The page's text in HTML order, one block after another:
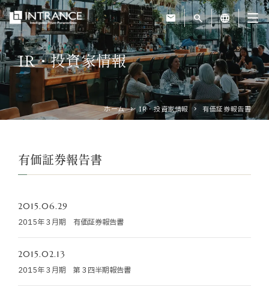
mail search language
トップ
企業情報
運営ホテル
IR・投資家情報
IR・投資家情報
ホーム IR・投資家情報 有価証券報告書
有価証券報告書
2015.06.29
2015年３月期 有価証券報告書
2015.02.13
2015年３月期 第３四半期報告書